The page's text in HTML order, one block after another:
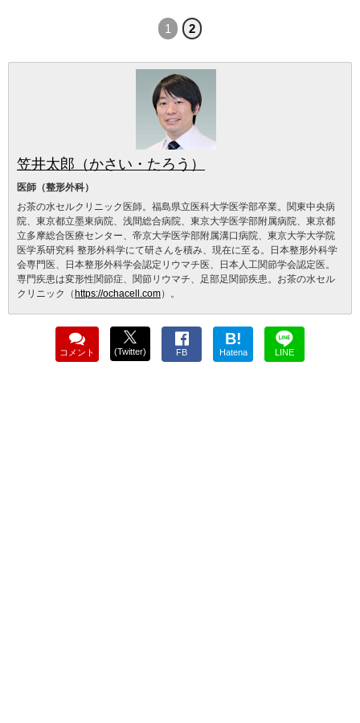
1 2
笠井太郎（かさい・たろう）
医師（整形外科）
お茶の水セルクリニック医師。福島県立医科大学医学部卒業。関東中央病
院、東京都立墨東病院、浅間総合病院、東京大学医学部附属病院、東京都
立多摩総合医療センター、帝京大学医学部附属溝口病院、東京大学大学院
医学系研究科 整形外科学にて研さんを積み、現在に至る。日本整形外科学
会専門医、日本整形外科学会認定リウマチ医、日本人工関節学会認定医。
専門疾患は変形性関節症、関節リウマチ、足部足関節疾患。お茶の水セル
クリニック（ https://ochacell.com）。
コメント (Twitter) FB
B!
Hatena LINE